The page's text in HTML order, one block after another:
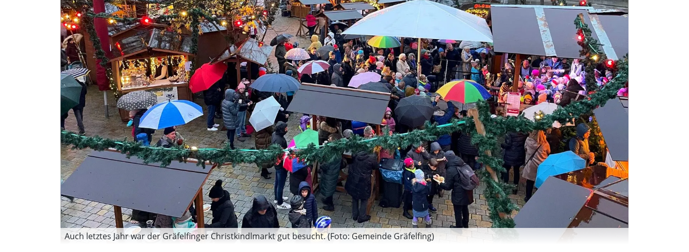
Auch letztes Jahr war der Gräfelfinger Christkindlmarkt gut besucht. (Foto: Gemeinde Gräfelfing)